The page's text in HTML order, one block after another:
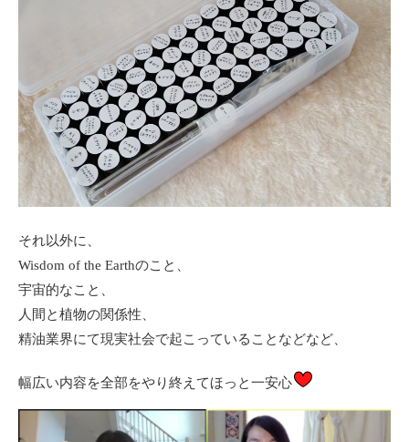
それ以外に、
Wisdom of the Earthのこと、
宇宙的なこと、
人間と植物の関係性、
精油業界にて現実社会で起こっていることなどなど、
幅広い内容を全部をやり終えてほっと一安心